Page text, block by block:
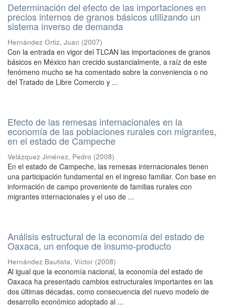
Determinación del efecto de las importaciones en
precios internos de granos básicos utilizando un
sistema inverso de demanda
Hernández Ortiz, Juan (2007)
Con la entrada en vigor del TLCAN las importaciones de granos
básicos en México han crecido sustancialmente, a raíz de este
fenómeno mucho se ha comentado sobre la conveniencia o no
del Tratado de Libre Comercio y ...
Efecto de las remesas internacionales en la
economía de las poblaciones rurales con migrantes,
en el estado de Campeche
Velázquez Jiménez, Pedro (2008)
En el estado de Campeche, las remesas internacionales tienen
una participación fundamental en el ingreso familiar. Con base en
información de campo proveniente de familias rurales con
migrantes internacionales y el uso de ...
Análisis estructural de la economía del estado de
Oaxaca, un enfoque de insumo-producto
Hernández Bautista, Víctor (2008)
Al igual que la economía nacional, la economía del estado de
Oaxaca ha presentado cambios estructurales importantes en las
dos últimas décadas, como consecuencia del nuevo modelo de
desarrollo económico adoptado al ...